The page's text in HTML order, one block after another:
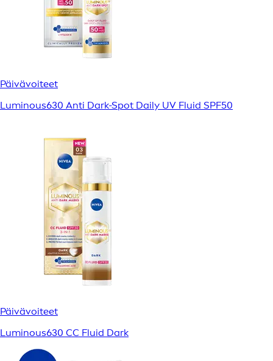
Päivävoiteet
Luminous630 Anti Dark-Spot Daily UV Fluid SPF50
Päivävoiteet
Luminous630 CC Fluid Dark